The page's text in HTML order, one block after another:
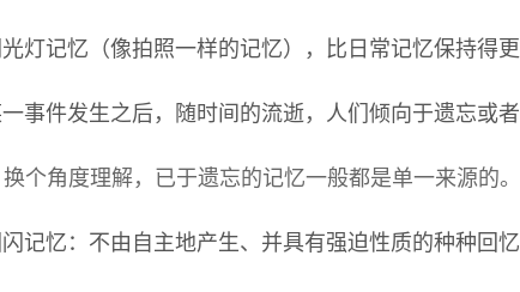
灯记忆（像拍照一样的记忆），比日常记忆保持得
事件发生之后，随时间的流逝，人们倾向于遗忘或
换个角度理解，已于遗忘的记忆一般都是单一来源的。
记忆：不由自主地产生、并具有强迫性质的种种回忆